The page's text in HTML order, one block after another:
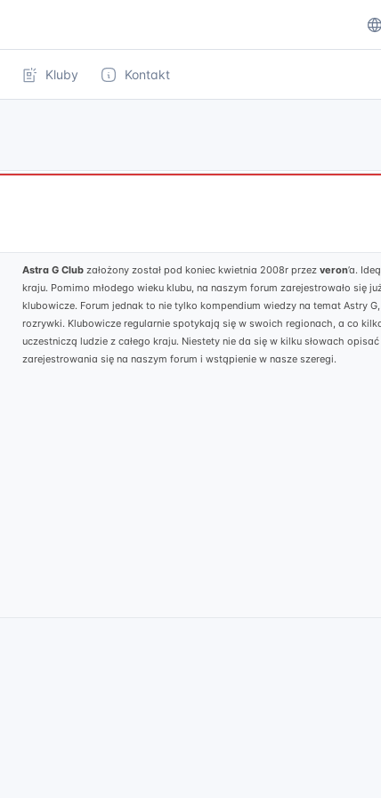
Kluby Kontakt
Astra G Clubzałożony został pod koniec kwietnia 2008r przez veron’a.
kraju. Pomimo młodego wieku klubu, na naszym forum zarejestrowało się
klubowicze. Forum jednak to nie tylko kompendium wiedzy na temat Astry
rozrywki. Klubowicze regularnie spotykają się w swoich regionach, a co
uczestniczą ludzie z całego kraju. Niestety nie da się w kilku słowach
zarejestrowania się na naszym forum i wstąpienie w nasze szeregi.